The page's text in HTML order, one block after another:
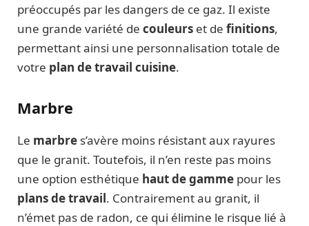
préoccupés par les dangers de ce gaz. Il existe
une grande variété de couleurs et de finitions,
permettant ainsi une personnalisation totale de
votre plan de travail cuisine.
Marbre
Le marbre s’avère moins résistant aux rayures
que le granit. Toutefois, il n’en reste pas moins
une option esthétique haut de gamme pour les
plans de travail. Contrairement au granit, il
n’émet pas de radon, ce qui élimine le risque lié à